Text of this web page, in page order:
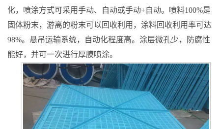
化，喷涂方式可采用手动、自动或手动+自动。喷料100%是
固体粉末，游离的粉末可以回收利用，涂料回收利用率可达
98%。悬吊运输系统，自动化程度高。涂层微孔少，防腐性
能好，并可一次进行厚膜喷涂。